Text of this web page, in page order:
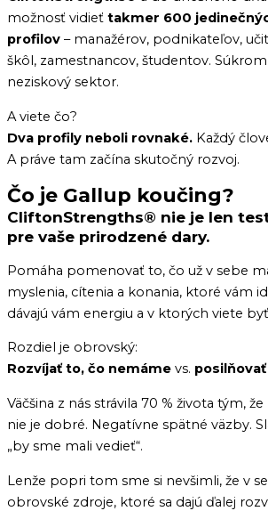
možnosť vidieť takmer 600
profilov – manažérov, podnikateľov,
škôl, zamestnancov, študentov.
neziskový sektor.
A viete čo?
Dva profily neboli rovnaké. Každý
A práve tam začína skutočný rozvoj.
Čo je Gallup koučing?
CliftonStrengths® nie je len
pre vaše prirodzené dary.
Pomáha pomenovať to, čo už v sebe
myslenia, cítenia a konania, ktoré vám
dávajú vám energiu a v ktorých viete
Rozdiel je obrovský:
Rozvíjať to, čo nemáme vs.
Väčšina z nás strávila 70 % života tým,
nie je dobré. Negatívne spätné väzby.
„by sme mali vedieť“.
Lenže popri tom sme si nevšimli, že v
obrovské zdroje, ktoré sa dajú ďalej